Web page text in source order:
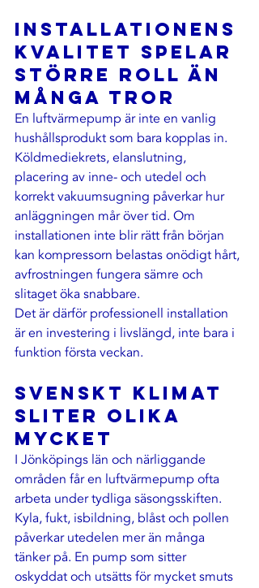
Installationens
kvalitet spelar
större roll än
många tror
En luftvärmepump är inte en vanlig
hushållsprodukt som bara kopplas in.
Köldmediekrets, elanslutning,
placering av inne- och utedel och
korrekt vakuumsugning påverkar hur
anläggningen mår över tid. Om
installationen inte blir rätt från början
kan kompressorn belastas onödigt hårt,
avfrostningen fungera sämre och
slitaget öka snabbare.
Det är därför professionell installation
är en investering i livslängd, inte bara i
funktion första veckan.
Svenskt klimat
sliter olika
mycket
I Jönköpings län och närliggande
områden får en luftvärmepump ofta
arbeta under tydliga säsongsskiften.
Kyla, fukt, isbildning, blåst och pollen
påverkar utedelen mer än många
tänker på. En pump som sitter
oskyddat och utsätts för mycket smuts